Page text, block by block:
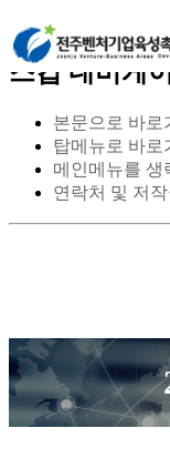
스킵 네비게
본문으로 바로
탑메뉴로 바로
메인메뉴를 생
연락처 및 저